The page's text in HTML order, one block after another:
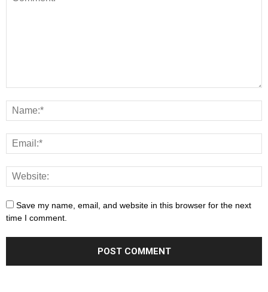
Save my name, email, and website in this browser for the next
time I comment.